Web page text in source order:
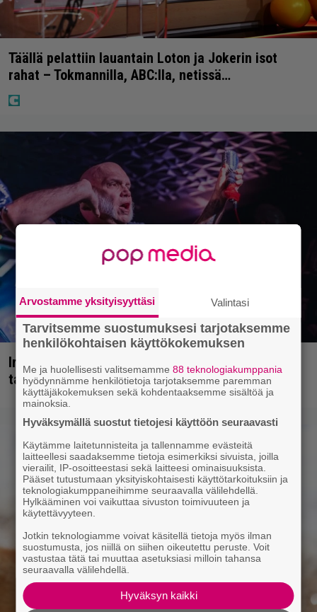
Täällä pelattiin lauantain Loton ja Jokerin isot
rahat – Tokmannilla, ABC:lla, netissä…
Iron Maidenin keulilla on laulanut tähän mennessä
tasan yksi legenda, julistaa ex-solisti
Arvostamme yksityisyyttäsi Valintasi
Tarvitsemme suostumuksesi tarjotaksemme
henkilökohtaisen käyttökokemuksen
Me ja huolellisesti valitsemamme88 teknologiakumppania
hyödynnämme henkilötietoja tarjotaksemme paremman
käyttäjäkokemuksen sekä kohdentaaksemme sisältöä ja
mainoksia.
Hyväksymällä suostut tietojesi käyttöön seuraavasti
Käytämme laitetunnisteita ja tallennamme evästeitä
laitteellesi saadaksemme tietoja esimerkiksi sivuista, joilla
vierailit, IP-osoitteestasi sekä laitteesi ominaisuuksista.
Pääset tutustumaan yksityiskohtaisesti käyttötarkoituksiin ja
teknologiakumppaneihimme seuraavalla välilehdellä.
Hylkääminen voi vaikuttaa sivuston toimivuuteen ja
käytettävyyteen.
Jotkin teknologiamme voivat käsitellä tietoja myös ilman
suostumusta, jos niillä on siihen oikeutettu peruste. Voit
vastustaa tätä tai muuttaa asetuksiasi milloin tahansa
seuraavalla välilehdellä.
Hyväksyn kaikki